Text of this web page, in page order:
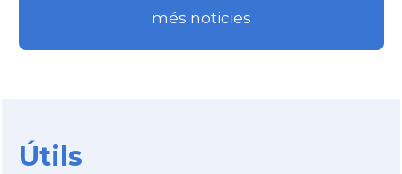
més noticies
Útils